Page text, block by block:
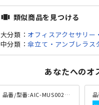
view_carousel 類似商品を見つける
大分類： オフィスアクセサリー
中分類：傘立て・アンブレラス
あなたへのオ
品番/型番:AlC-MUS002-SV